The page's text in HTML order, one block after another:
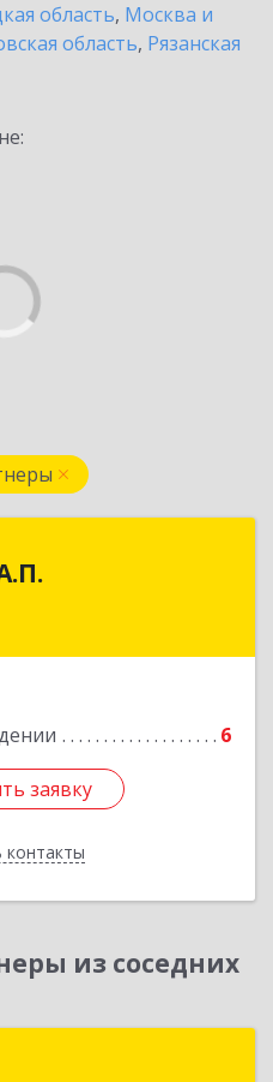
область, Москва и
область, Рязанская
6
заявку
контакты
А.П.
заявку
из соседних